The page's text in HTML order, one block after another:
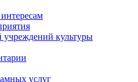
учреждений культуры
услуг